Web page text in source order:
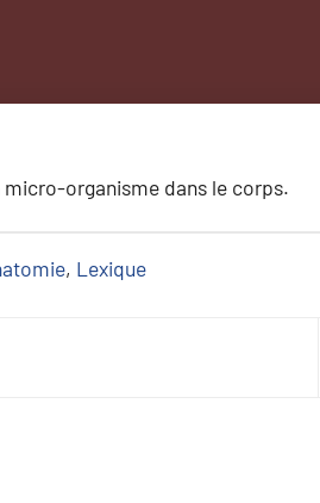
organisme dans le corps.
, Lexique